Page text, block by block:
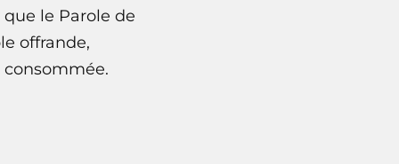
le Parole de
offrande,